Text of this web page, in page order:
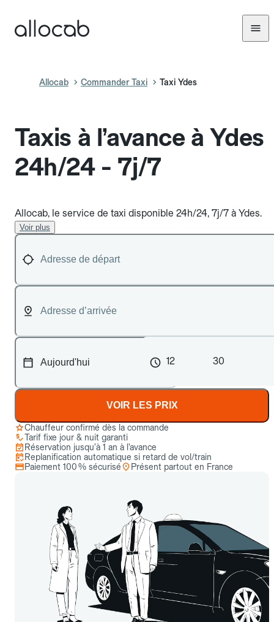
Allocab Commander Taxi Taxi Ydes
Taxis à l’avance à Ydes
24h/24 - 7j/7
Allocab, le service de taxi disponible 24h/24, 7j/7 à Ydes.
Voir plus
12 30
VOIR LES PRIX
Chauffeur confirmé dès la commande
Tarif fixe jour & nuit garanti
Réservation jusqu’à 1 an à l’avance
Replanification automatique si retard de vol/train
Paiement 100 % sécurisé
Présent partout en France